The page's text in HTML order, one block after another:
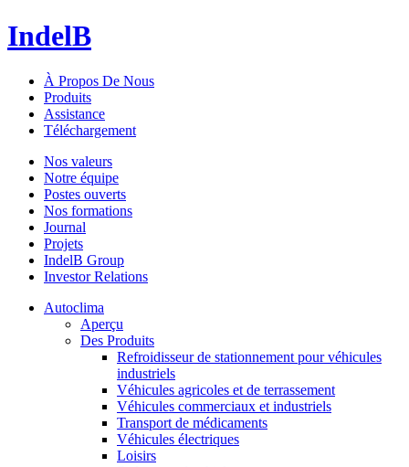
IndelB
À Propos De Nous
Produits
Assistance
Téléchargement
Nos valeurs
Notre équipe
Postes ouverts
Nos formations
Journal
Projets
IndelB Group
Investor Relations
Autoclima
Aperçu
Des Produits
Refroidisseur de stationnement pour véhicules
industriels
Véhicules agricoles et de terrassement
Véhicules commerciaux et industriels
Transport de médicaments
Véhicules électriques
Loisirs